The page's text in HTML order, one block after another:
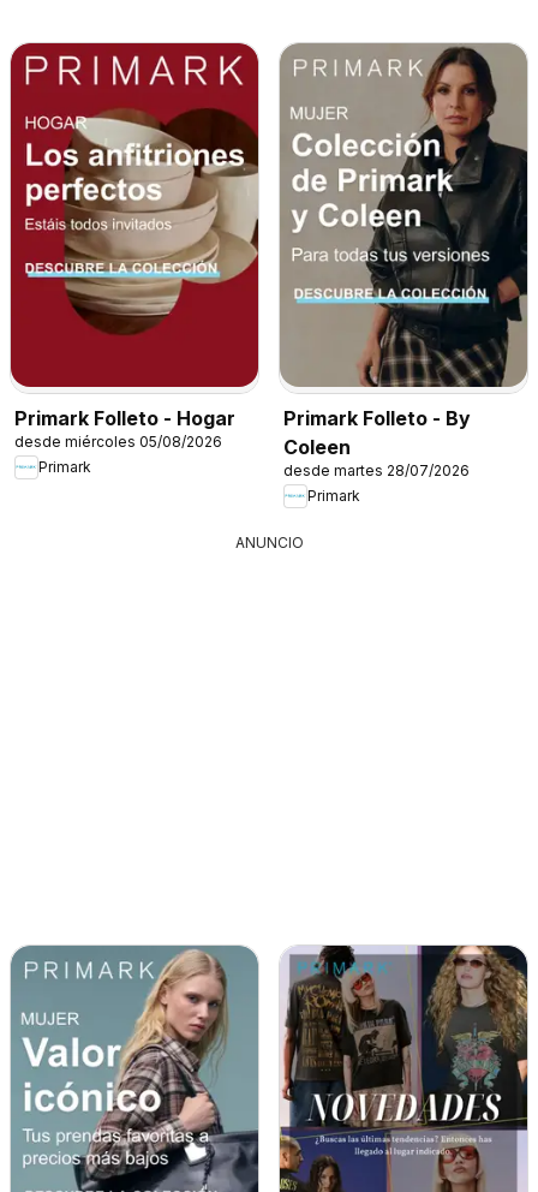
Primark Folleto - Hogar
desde miércoles 05/08/2026
Primark
Primark Folleto - By
Coleen
desde martes 28/07/2026
Primark
ANUNCIO